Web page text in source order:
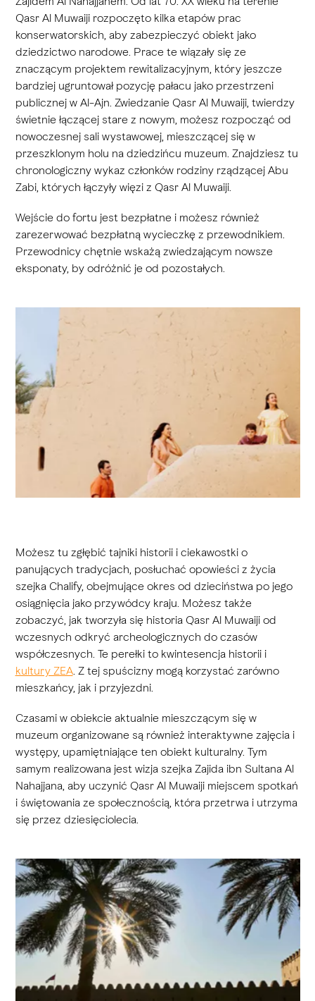
Qasr Al Muwaiji rozpoczęto kilka etapów prac
konserwatorskich, aby zabezpieczyć obiekt jako
dziedzictwo narodowe. Prace te wiązały się ze
znaczącym projektem rewitalizacyjnym, który jeszcze
bardziej ugruntował pozycję pałacu jako przestrzeni
publicznej w Al-Ajn. Zwiedzanie Qasr Al Muwaiji, twierdzy
świetnie łączącej stare z nowym, możesz rozpocząć od
nowoczesnej sali wystawowej, mieszczącej się w
przeszklonym holu na dziedzińcu muzeum. Znajdziesz tu
chronologiczny wykaz członków rodziny rządzącej Abu
Zabi, których łączyły więzi z Qasr Al Muwaiji.
Wejście do fortu jest bezpłatne i możesz również
zarezerwować bezpłatną wycieczkę z przewodnikiem.
Przewodnicy chętnie wskażą zwiedzającym nowsze
eksponaty, by odróżnić je od pozostałych.
Możesz tu zgłębić tajniki historii i ciekawostki o
panujących tradycjach, posłuchać opowieści z życia
szejka Chalify, obejmujące okres od dzieciństwa po jego
osiągnięcia jako przywódcy kraju. Możesz także
zobaczyć, jak tworzyła się historia Qasr Al Muwaiji od
wczesnych odkryć archeologicznych do czasów
współczesnych. Te perełki to kwintesencja historii i
kultury ZEA. Z tej spuścizny mogą korzystać zarówno
mieszkańcy, jak i przyjezdni.
Czasami w obiekcie aktualnie mieszczącym się w
muzeum organizowane są również interaktywne zajęcia i
występy, upamiętniające ten obiekt kulturalny. Tym
samym realizowana jest wizja szejka Zajida ibn Sultana Al
Nahajjana, aby uczynić Qasr Al Muwaiji miejscem spotkań
i świętowania ze społecznością, która przetrwa i utrzyma
się przez dziesięciolecia.